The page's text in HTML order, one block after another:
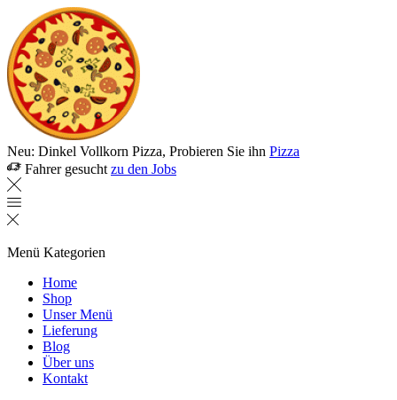
Neu: Dinkel Vollkorn Pizza, Probieren Sie ihn Pizza
Fahrer gesucht zu den Jobs
Menü Kategorien
Home
Shop
Unser Menü
Lieferung
Blog
Über uns
Kontakt